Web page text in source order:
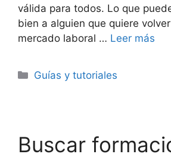
válida para todos. Lo que
bien a alguien que quiere
mercado laboral … Leer más
Categorías
Guías y tutoriales
Buscar